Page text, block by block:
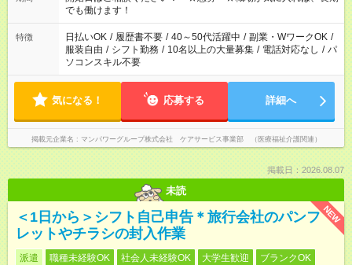
となります ※労働者派遣法（日雇い派遣の原則禁止）により、
短時間・短期間の就業はご案内が難しい場合があります
でも働けます！
特徴 日払いOK / 履歴書不要 / 40～50代活躍中 / 副業・WワークOK /
服装自由 / シフト勤務 / 10名以上の大量募集 / 電話対応なし / パ
ソコンスキル不要
気になる！ 応募する 詳細へ
掲載元企業名 マンパワーグループ株式会社 ケアサービス事業部 （医療福祉介護関連）
掲載日：2026.08.07
未読
NEW
＜1日から＞シフト自己申告＊旅行会社のパンフ
レットやチラシの封入作業
派遣 職種未経験OK 社会人未経験OK 大学生歓迎
ブランクOK